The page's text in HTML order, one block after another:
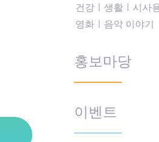
건강ㅣ생활ㅣ시사
영화ㅣ음악 이야기
홍보마당
이벤트